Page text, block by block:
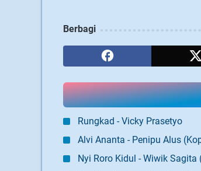
Berbagi
Rungkad - Vicky Prasetyo
Alvi Ananta - Penipu Alus
Nyi Roro Kidul - Wiwik Sagita